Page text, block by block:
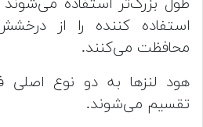
استفاده کننده را از
محافظت می‌کنند.
هود لنز‌ها به دو نوع
تقسیم می‌شوند.